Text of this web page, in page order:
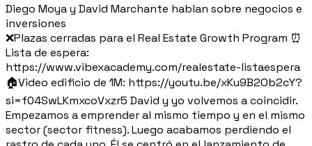
Diego Moya y David Marchante hablan sobre negocios e
inversiones
❌Plazas cerradas para el Real Estate Growth Program ⏰
Lista de espera:
https://www.vibexacademy.com/realestate-listaespera
🏠Video edificio de 1M: https://youtu.be/xKu9B2Ob2cY?
si=f04SwLKmxcoVxzr5 David y yo volvemos a coincidir.
Empezamos a emprender al mismo tiempo y en el mismo
sector (sector fitness). Luego acabamos perdiendo el